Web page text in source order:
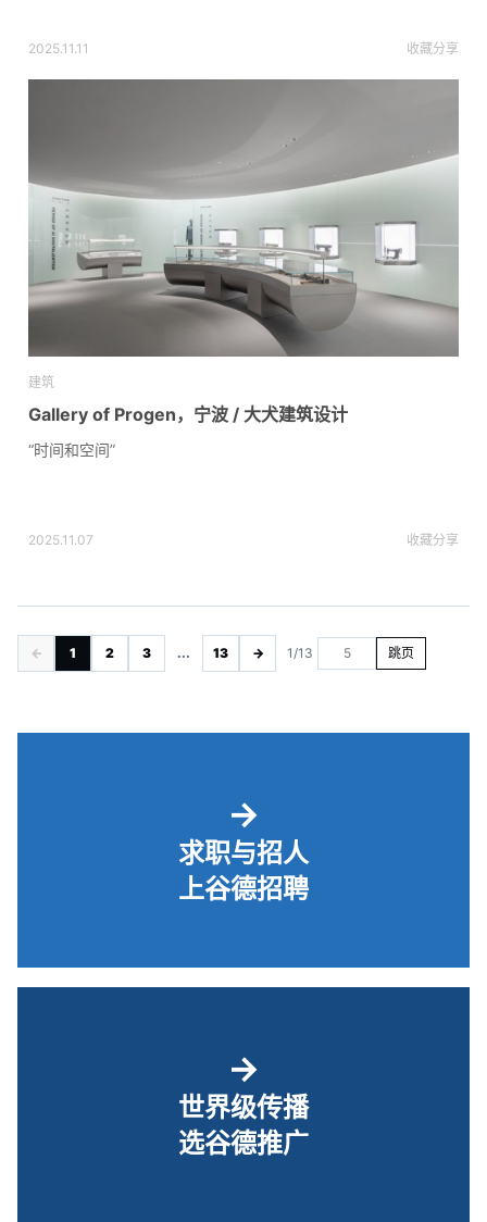
2025.11.11 收藏分享
建筑
Gallery of Progen，宁波 / 大犬建筑设计
“时间和空间”
2025.11.07 收藏分享
← 1 2 3 ... 13 → 1/13 跳页
→
求职与招人
上谷德招聘
→
世界级传播
选谷德推广